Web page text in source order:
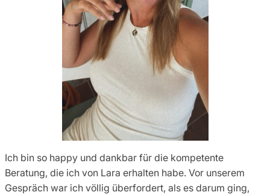
Ich bin so happy und dankbar für die kompetente
Beratung, die ich von Lara erhalten habe. Vor unserem
Gespräch war ich völlig überfordert, als es darum ging,